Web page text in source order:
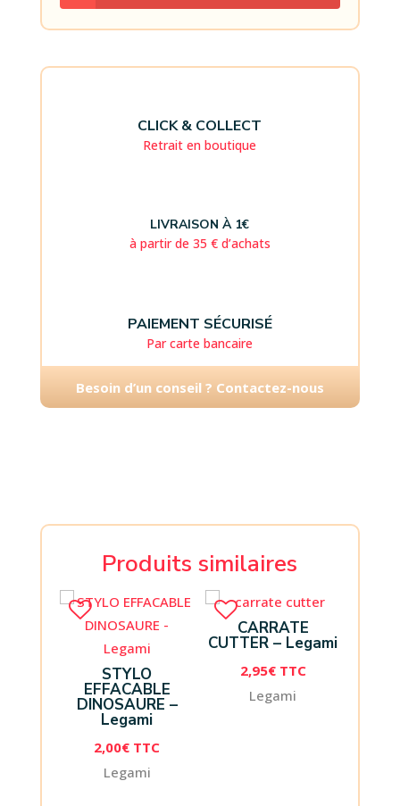
CLICK & COLLECT
Retrait en boutique
LIVRAISON À 1€
à partir de 35 € d’achats
PAIEMENT SÉCURISÉ
Par carte bancaire
Besoin d’un conseil ? Contactez-nous
Produits similaires
STYLO
EFFACABLE
DINOSAURE –
Legami
2,00€ TTC
Legami
CARRATE
CUTTER – Legami
2,95€ TTC
Legami